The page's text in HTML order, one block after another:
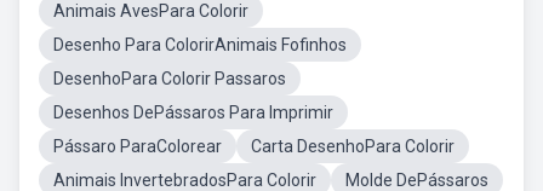
Animais AvesPara Colorir
Desenho Para ColorirAnimais Fofinhos
DesenhoPara Colorir Passaros
Desenhos DePássaros Para Imprimir
Pássaro ParaColorear
Carta DesenhoPara Colorir
Animais InvertebradosPara Colorir
Molde DePássaros